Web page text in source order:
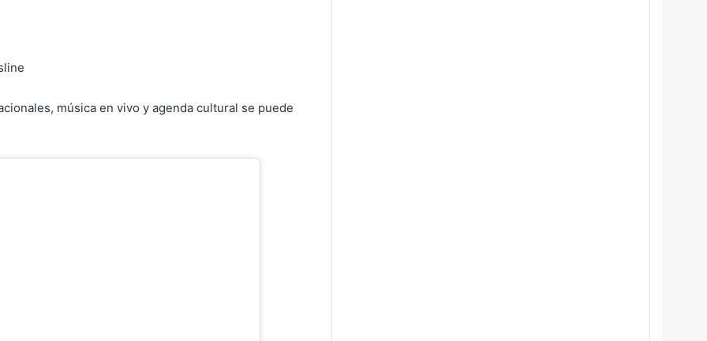
música en vivo y agenda cultural se puede